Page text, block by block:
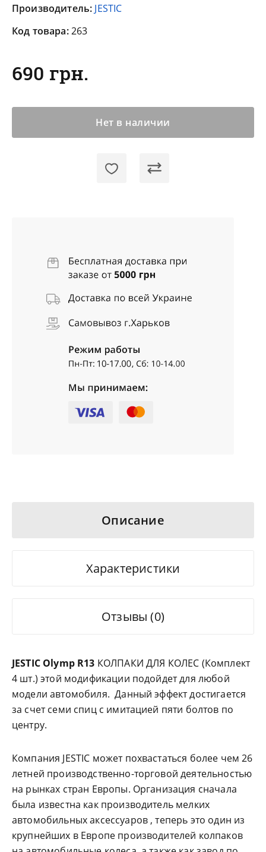
Производитель: JESTIC
Код товара:263
690 грн.
Нет в наличии
Описание
Характеристики
Отзывы (0)
JESTIC Olymp R13 КОЛПАКИ ДЛЯ КОЛЕС (Комплект
4 шт.) этой модификации подойдет для любой
модели автомобиля. Данный эффект достигается
за счет семи спиц с имитацией пяти болтов по
центру.
Компания JESTIC может похвастаться более чем 26
летней производственно-торговой деятельностью
на рынках стран Европы. Организация сначала
была известна как производитель мелких
автомобильных аксессуаров , теперь это один из
крупнейших в Европе производителей колпаков